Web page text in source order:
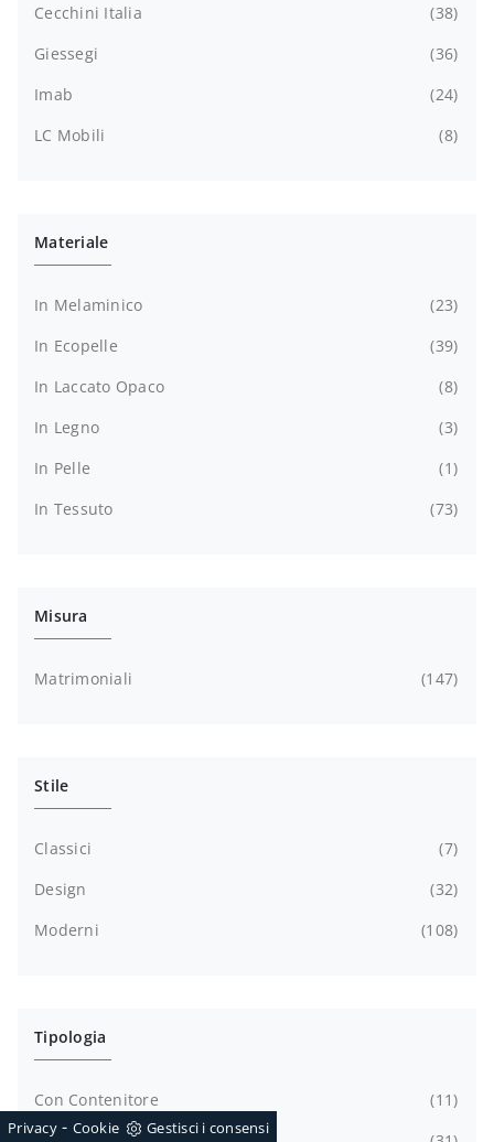
Cecchini Italia
38
Giessegi
36
Imab
24
LC Mobili
8
Materiale
In Melaminico
23
In Ecopelle
39
In Laccato Opaco
8
In Legno
3
In Pelle
1
In Tessuto
73
Misura
Matrimoniali 147
Stile
Classici
7
Design
32
Moderni
108
Tipologia
Con Contenitore
11
Privacy- Cookie Gestisci i consensi